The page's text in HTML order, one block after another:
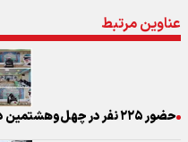
عناوین مرتبط
حضور ۲۲۵ نفر در چهل‌وهشتمین دوره مسابقات قرآن کریم مهریز